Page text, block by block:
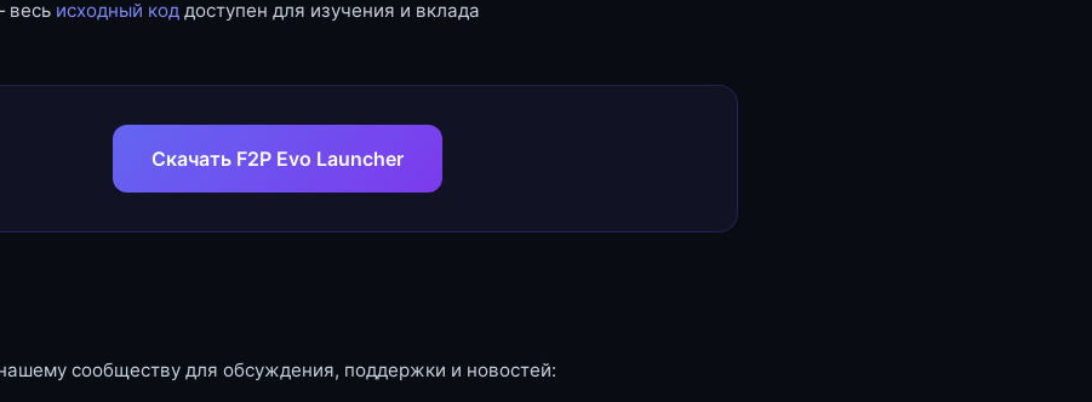
весь исходный код доступен для изучения и вклада
Скачать F2P Evo Launcher
сообществу для обсуждения, поддержки и новостей: